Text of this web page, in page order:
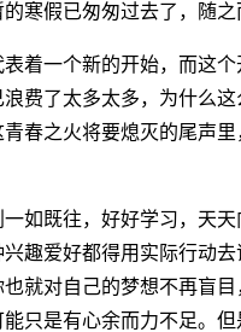
假已匆匆过去了，随之
一个新的开始，而这个
费了太多太多，为什么
春之火将要熄灭的尾声
既往，好好学习，天天
趣爱好都得用实际行动
就对自己的梦想不再盲
只是有心余而力不足。